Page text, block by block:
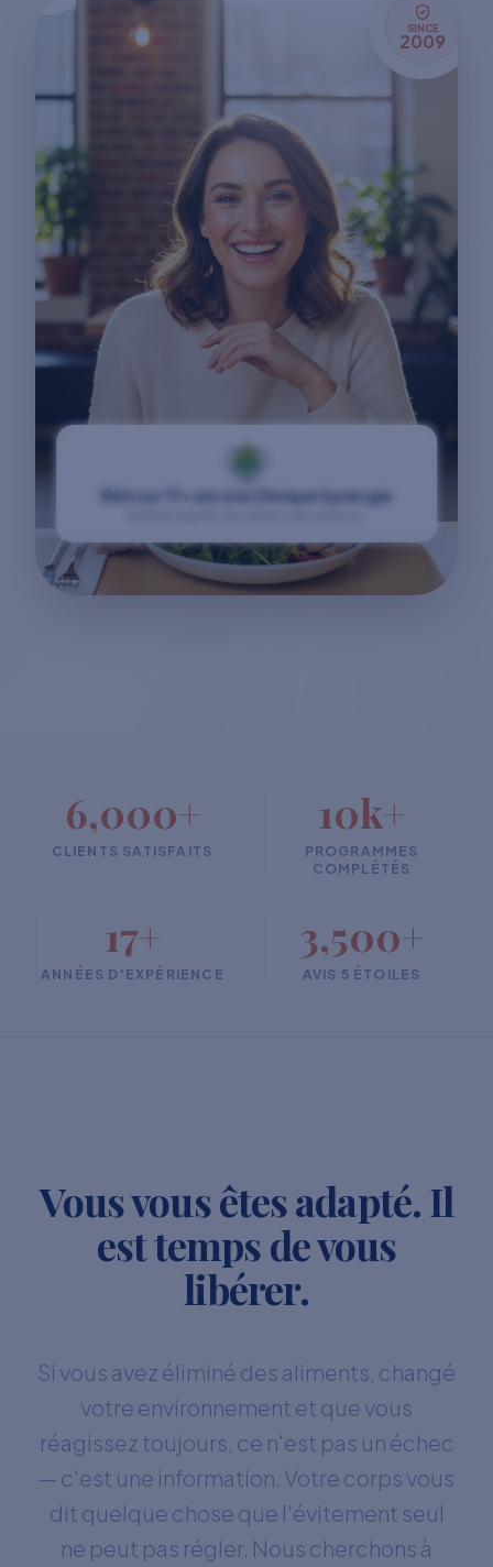
SINCE
2009
Bâti sur 17+ ans à la Clinique Synergie
6,000+
CLIENTS SATISFAITS
10k+
PROGRAMMES
COMPLÉTÉS
17+
ANNÉES D'EXPÉRIENCE
3,500+
AVIS 5 ÉTOILES
Vous vous êtes adapté. Il
est temps de vous
libérer.
Si vous avez éliminé des aliments, changé
votre environnement et que vous
réagissez toujours, ce n'est pas un échec
— c'est une information. Votre corps vous
dit quelque chose que l'évitement seul
ne peut pas régler. Nous cherchons à